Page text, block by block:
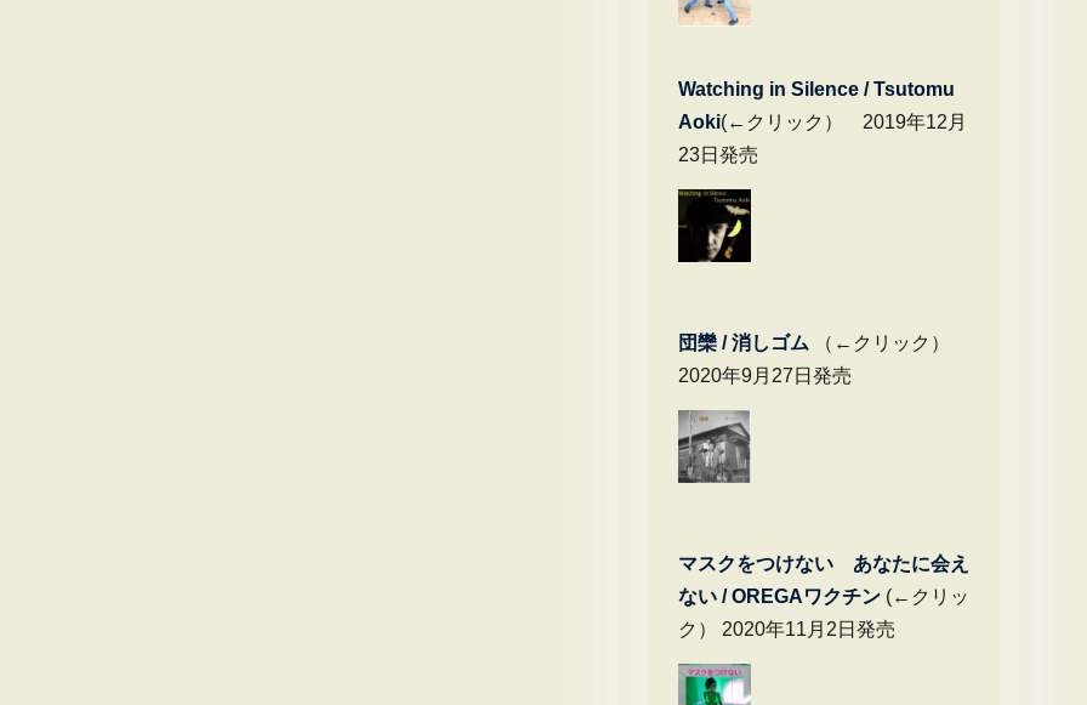
Watching in Silence / Tsutomu
Aoki(←クリック） 2019年12月
23日発売
団欒 / 消しゴム （←クリック）
2020年9月27日発売
マスクをつけない あなたに会え
ない / OREGAワクチン (←クリッ
ク） 2020年11月2日発売